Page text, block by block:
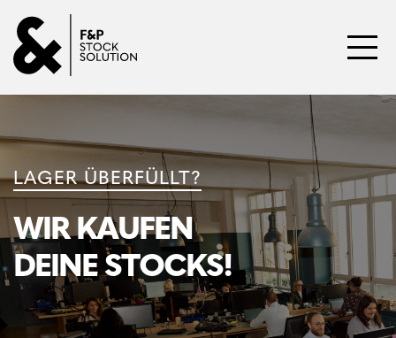
LAGER ÜBERFÜLLT?
WIR KAUFEN
DEINESTOCKS!